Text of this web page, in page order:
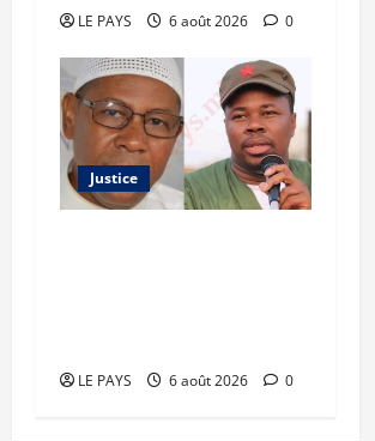
LE PAYS 6 août 2026 0
Justice
LE PAYS 6 août 2026 0